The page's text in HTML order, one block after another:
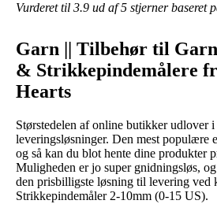
Vurderet til 3.9 ud af 5 stjerner baseret
Garn || Tilbehør til
& Strikkepindemålere
Hearts
Størstedelen af online butikker udlover i
leveringsløsninger. Den mest populære
og så kan du blot hente dine produkter
Muligheden er jo super gnidningsløs,
den prisbilligste løsning til levering ved
Strikkepindemåler 2-10mm (0-15 US).